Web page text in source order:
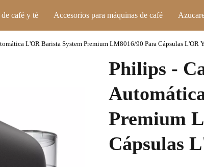
café y té Accesorios para máquinas de café
L'OR Barista System Premium LM8016/90 Para Cápsulas L'OR
Philips -
Premium
Cápsulas